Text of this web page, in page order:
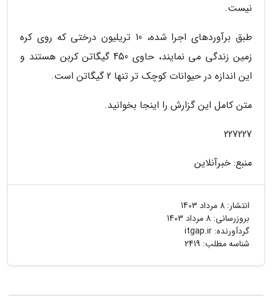
نیست.
طبق برآوردهای اجرا شده، 10 تریلیون درختی که روی کره
زمین زندگی می نمایند، حاوی 450 گیگاتن کربن هستند و
این اندازه در حیوانات کوچک تر تنها 2 گیگاتن است.
متن کامل این گزارش را اینجا بخوانید.
227227
منبع: خبرآنلاین
انتشار: 8 مرداد 1403
بروزرسانی: 8 مرداد 1403
گردآورنده: itgap.ir
شناسه مطلب: 2419